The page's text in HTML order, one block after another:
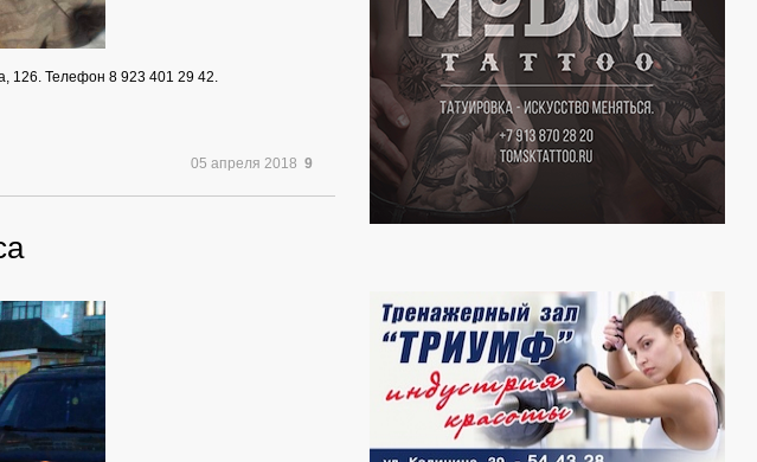
126. Телефон 8 923 401 29 42.
05 апреля 2018 9